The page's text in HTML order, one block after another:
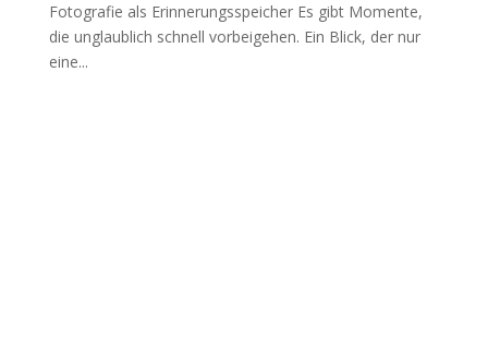
Fotografie als Erinnerungsspeicher Es gibt Momente,
die unglaublich schnell vorbeigehen. Ein Blick, der nur
eine...